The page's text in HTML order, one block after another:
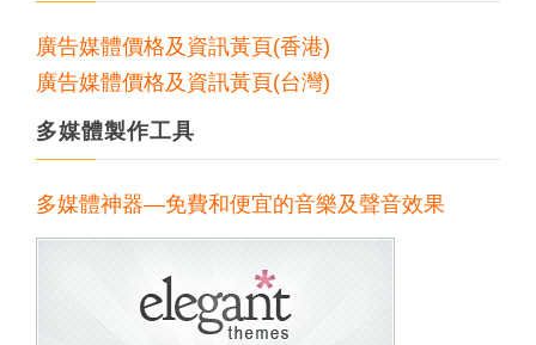
廣告媒體價格及資訊黃頁(香港)
廣告媒體價格及資訊黃頁(台灣)
多媒體製作工具
多媒體神器—免費和便宜的音樂及聲音效果